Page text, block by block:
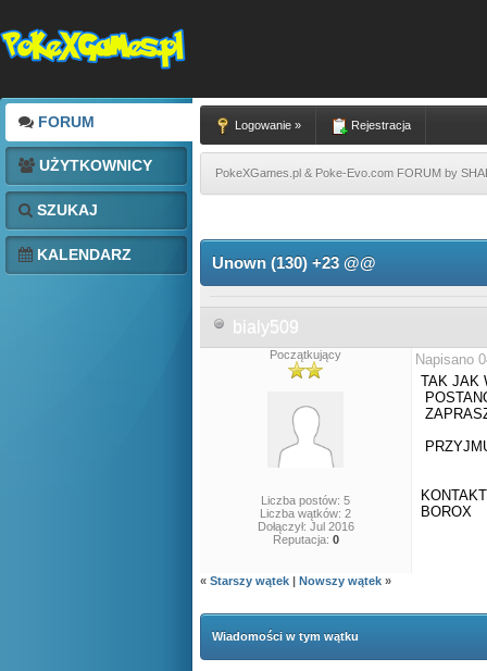
FORUM
UŻYTKOWNICY
SZUKAJ
KALENDARZ
Logowanie » Rejestracja
PokeXGames.pl & Poke-Evo.com FORUM by
Unown (130) +23 @@
bialy509
Początkujący
Liczba postów: 5
Liczba wątków: 2
Dołączył: Jul 2016
Reputacja: 0
Napisano
TAK JAK
BOROX
« Starszy wątek | Nowszy wątek »
Wiadomości w tym wątku